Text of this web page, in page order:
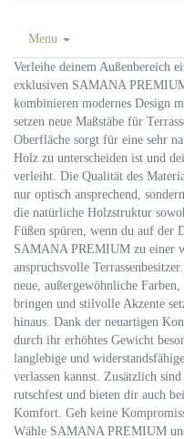
Menu
Verleihe deinem Außenbereich
exklusiven SAMANA
kombinieren modernes Design
setzen neue Maßstäbe für
Oberfläche sorgt für eine sehr
Holz zu unterscheiden ist und
verleiht. Die Qualität des
nur optisch ansprechend,
die natürliche Holzstruktur
Füßen spüren, wenn du auf der
SAMANA PREMIUM zu einer
anspruchsvolle
neue, außergewöhnliche
bringen und stilvolle Akzente
hinaus. Dank der neuartigen
durch ihr erhöhtes Gewicht
langlebige und
verlassen kannst. Zusätzlich
rutschfest und bieten dir auch
Komfort. Geh keine
Wähle SAMANA PREMIUM